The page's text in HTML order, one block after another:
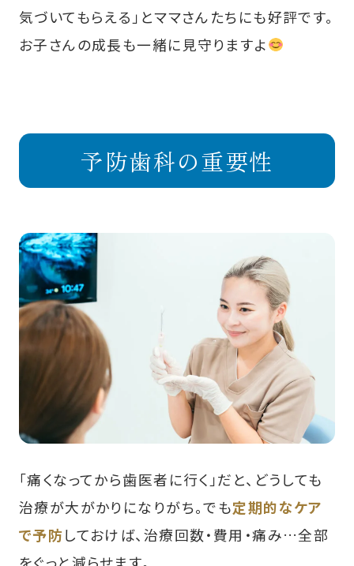
気づいてもらえる」とママさんたちにも好評です。
お子さんの成長も一緒に見守りますよ
予防歯科の重要性
「痛くなってから歯医者に行く」だと、どうしても
治療が大がかりになりがち。でも定期的なケア
で予防しておけば、治療回数・費用・痛み…全部